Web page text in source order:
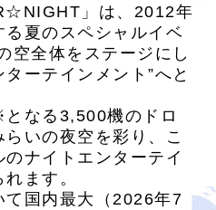
」は、2012年
夏のスペシャルイベ
空全体をステージにし
ーテインメント”へと
なる3,500機のドロ
いの夜空を彩り、こ
ナイトエンターテイ
ます。
国内最大（2026年7